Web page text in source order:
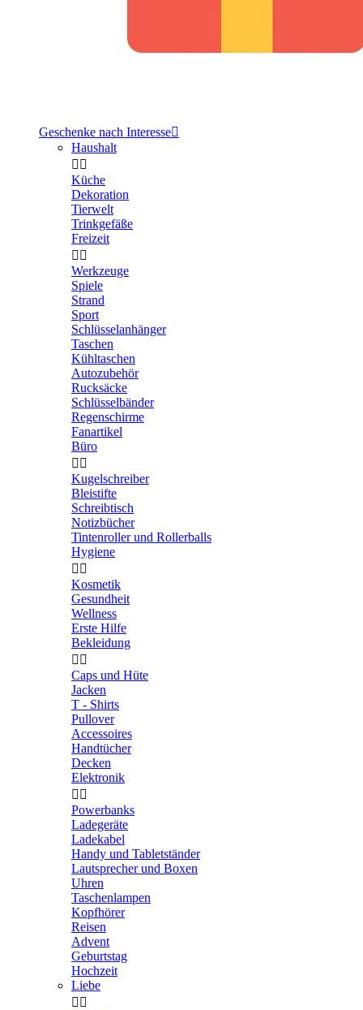
Geschenke nach Interesse
Haushalt
 
Küche
Dekoration
Tierwelt
Trinkgefäße
Freizeit
 
Werkzeuge
Spiele
Strand
Sport
Schlüsselanhänger
Taschen
Kühltaschen
Autozubehör
Rucksäcke
Schlüsselbänder
Regenschirme
Fanartikel
Büro
 
Kugelschreiber
Bleistifte
Schreibtisch
Notizbücher
Tintenroller und Rollerballs
Hygiene
 
Kosmetik
Gesundheit
Wellness
Erste Hilfe
Bekleidung
 
Caps und Hüte
Jacken
T - Shirts
Pullover
Accessoires
Handtücher
Decken
Elektronik
 
Powerbanks
Ladegeräte
Ladekabel
Handy und Tabletständer
Lautsprecher und Boxen
Uhren
Taschenlampen
Kopfhörer
Reisen
Advent
Geburtstag
Hochzeit
Liebe
 